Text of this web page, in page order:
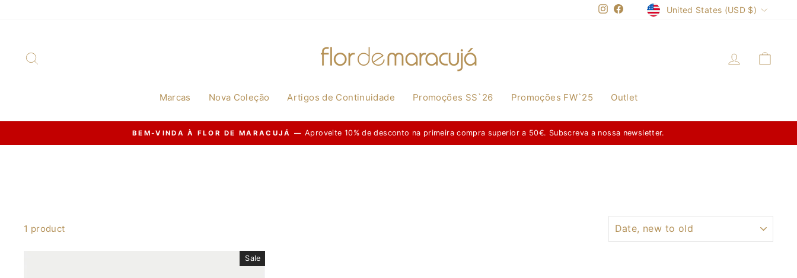
InstagramFacebookCurrency
United States (USD $)
Log in
Marcas Nova Coleção Artigos de Continuidade Promoções SS`26 Promoções FW`25 Outlet
Pause
BEM-VINDA À FLOR DE MARACUJÁ — Aproveite 10% de desconto na primeira compra superior a 50€. Subscreva a nossa newsletter.
1 product
Sale